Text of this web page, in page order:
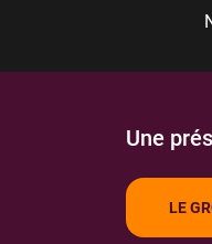
Une
LE